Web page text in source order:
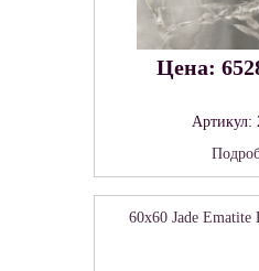
Цена:
Артикул:
60x60 Jade Ematite